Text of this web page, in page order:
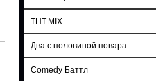
ТНТ.MIX
Два с половиной повара
Comedy Баттл